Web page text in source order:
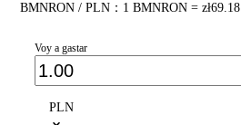
BMNRON / PLN：1 BMNRON = zł69.18
Voy a gastar
PLN